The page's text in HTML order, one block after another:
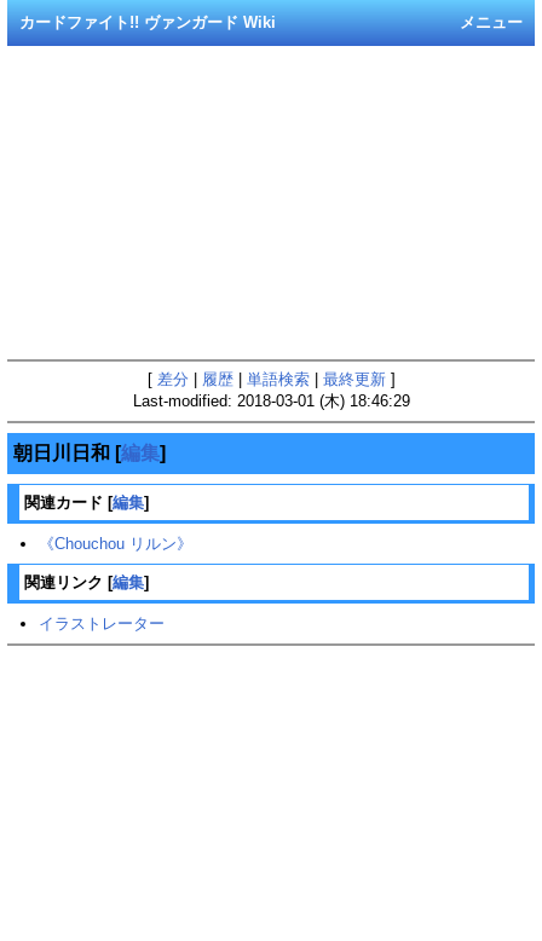
メニュー
カードファイト!! ヴァンガード Wiki
[ 差分 履歴| 単語検索| 最終更新]
Last-modified: 2018-03-01 (木) 18:46:29
朝日川日和 [編集]
関連カード [編集]
《Chouchou リルン》
関連リンク [編集]
イラストレーター